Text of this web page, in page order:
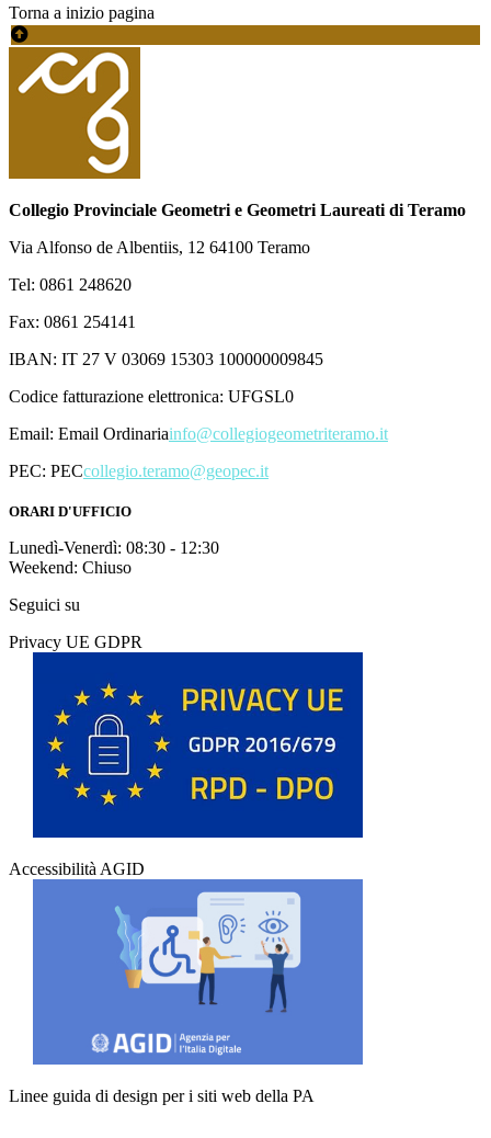
Torna a inizio pagina
Collegio Provinciale Geometri e Geometri Laureati di Teramo
Via Alfonso de Albentiis, 12 64100 Teramo
Tel: 0861 248620
Fax: 0861 254141
IBAN: IT 27 V 03069 15303 100000009845
Codice fatturazione elettronica: UFGSL0
Email: Email Ordinariainfo@collegiogeometriteramo.it
PEC: PECcollegio.teramo@geopec.it
ORARI D'UFFICIO
Lunedì-Venerdì: 08:30 - 12:30
Weekend: Chiuso
Seguici su
Privacy UE GDPR
Accessibilità AGID
Linee guida di design per i siti web della PA